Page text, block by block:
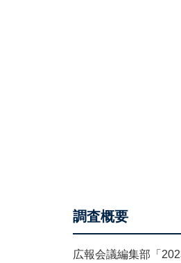
調査概要
広報会議編集部「